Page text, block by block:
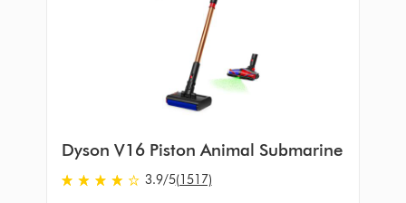
Dyson V16 Piston Animal Submarine
3.9
3.9/5(1517)